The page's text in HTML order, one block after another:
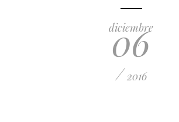
diciembre
06
/ 2016